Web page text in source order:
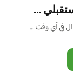
حساب التوفير للصغار « مستقبلي » “بفائدة” أو “بدون فائدة”
في أي وقت …